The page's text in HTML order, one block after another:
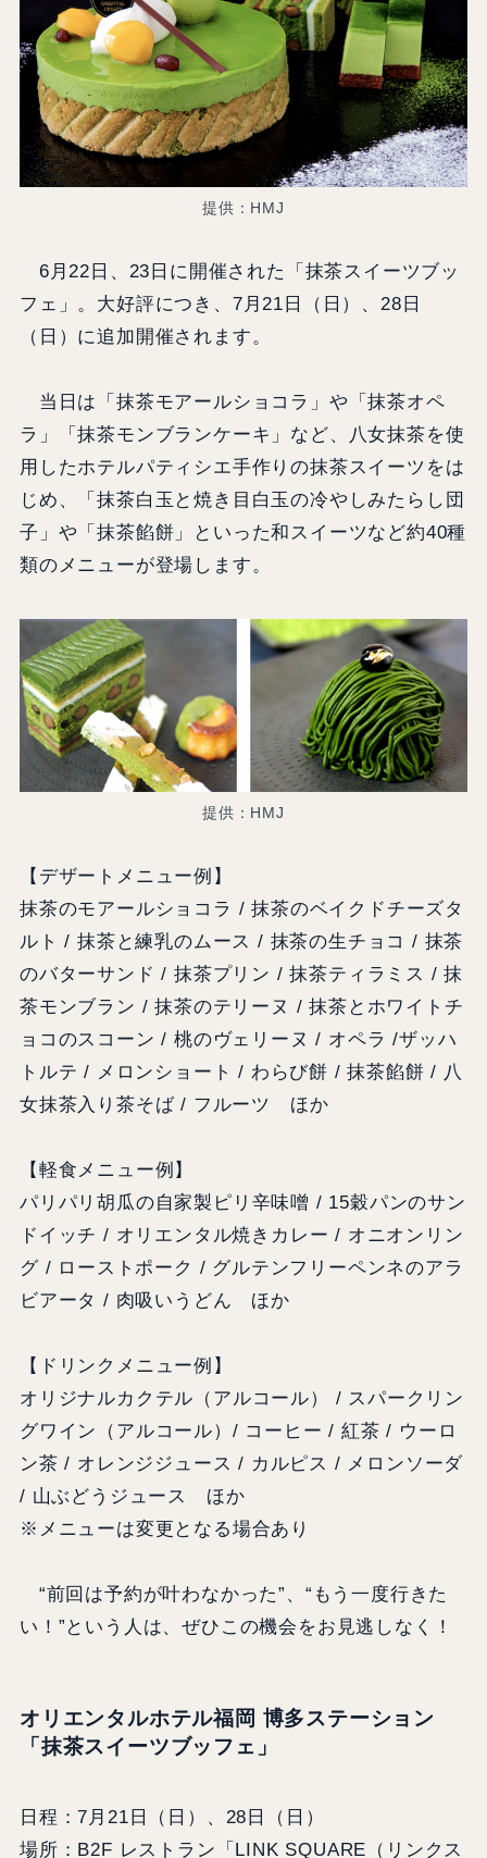
提供：HMJ
6月22日、23日に開催された「抹茶スイーツブッ
フェ」。大好評につき、7月21日（日）、28日
（日）に追加開催されます。
当日は「抹茶モアールショコラ」や「抹茶オペ
ラ」「抹茶モンブランケーキ」など、八女抹茶を使
用したホテルパティシエ手作りの抹茶スイーツをは
じめ、「抹茶白玉と焼き目白玉の冷やしみたらし団
子」や「抹茶餡餅」といった和スイーツなど約40種
類のメニューが登場します。
提供：HMJ
【デザートメニュー例】
抹茶のモアールショコラ / 抹茶のベイクドチーズタ
ルト / 抹茶と練乳のムース / 抹茶の生チョコ / 抹茶
のバターサンド / 抹茶プリン / 抹茶ティラミス / 抹
茶モンブラン / 抹茶のテリーヌ / 抹茶とホワイトチ
ョコのスコーン / 桃のヴェリーヌ / オペラ /ザッハ
トルテ / メロンショート / わらび餅 / 抹茶餡餅 / 八
女抹茶入り茶そば / フルーツ ほか
【軽食メニュー例】
パリパリ胡瓜の自家製ピリ辛味噌 / 15穀パンのサン
ドイッチ / オリエンタル焼きカレー / オニオンリン
グ / ローストポーク / グルテンフリーペンネのアラ
ビアータ / 肉吸いうどん ほか
【ドリンクメニュー例】
オリジナルカクテル（アルコール） / スパークリン
グワイン（アルコール）/ コーヒー / 紅茶 / ウーロ
ン茶 / オレンジジュース / カルピス / メロンソーダ
/ 山ぶどうジュース ほか
※メニューは変更となる場合あり
“前回は予約が叶わなかった”、“もう一度行きた
い！”という人は、ぜひこの機会をお見逃しなく！
オリエンタルホテル福岡 博多ステーション
「抹茶スイーツブッフェ」
日程：7月21日（日）、28日（日）
場所：B2F レストラン「LINK SQUARE（リンクス